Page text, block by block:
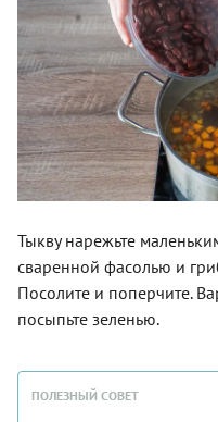
Тыкву нарежьте
сваренной фасолью и
Посолите и поперчите.
посыпьте зеленью.
ПОЛЕЗНЫЙ СОВЕТ